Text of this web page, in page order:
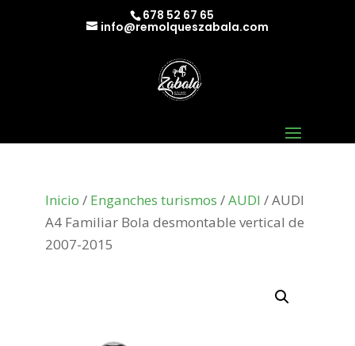
678 52 67 65
info@remolqueszabala.com
Inicio / Enganches turismos /AUDI / AUDI
A4 Familiar Bola desmontable vertical de
2007-2015